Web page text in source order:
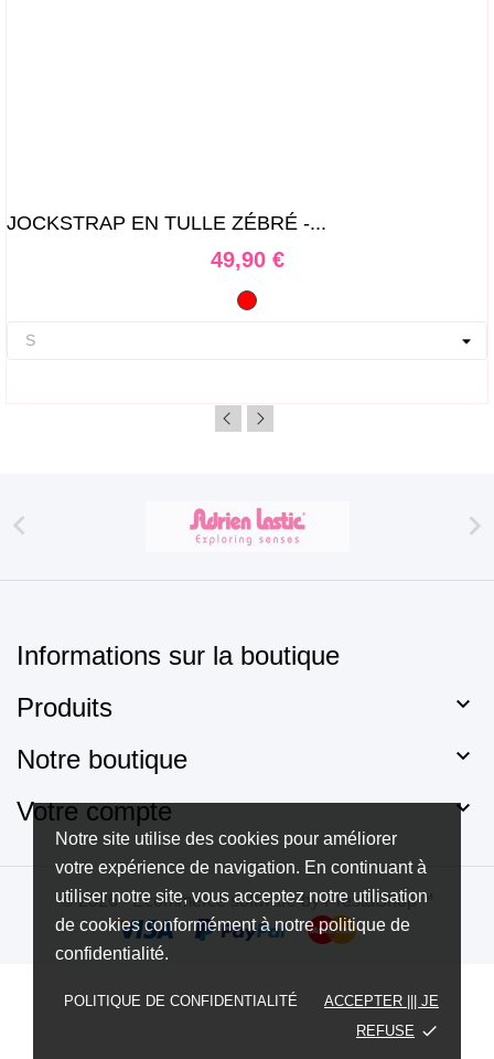
Notre site utilise des cookies pour améliorer
votre expérience de navigation. En continuant à
utiliser notre site, vous acceptez notre utilisation
de cookies conformément à notre politique de
confidentialité.
POLITIQUE DE CONFIDENTIALITÉ
ACCEPTER ||| JE
REFUSE done
JOCKSTRAP EN TULLE ZÉBRÉ -...
Prix
49,90 €
Rouge
 
Informations sur la boutique
Produits

Notre boutique 
Votre compte 
© 2026 - Ecommerce software by PrestaShop™